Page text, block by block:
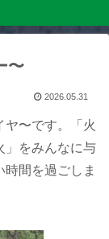
〜
2026.05.31
ヤ〜です。「火
」をみんなに与
間を過ごしま